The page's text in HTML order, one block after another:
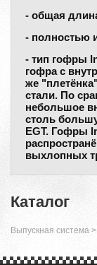
- общая
- полностью
- тип гофры
гофра с
же
стали. По
небольшое
столь
EGT. Гофры
выхлопных
Каталог
Выпускная система >